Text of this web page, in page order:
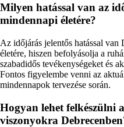
Milyen hatással van az
mindennapi életére?
Az időjárás jelentős hatással
életére, hiszen befolyásolja a
szabadidős tevékenységeket és
Fontos figyelembe venni az
mindennapok tervezése során.
Hogyan lehet felkészülni
viszonyokra